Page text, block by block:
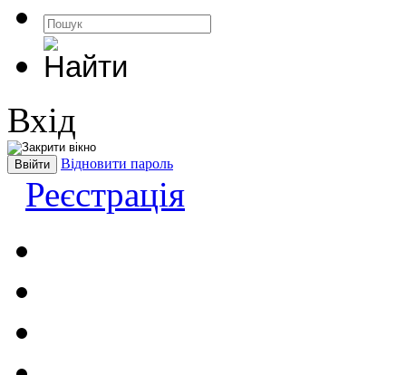
Вхід
Відновити пароль
Реєстрація